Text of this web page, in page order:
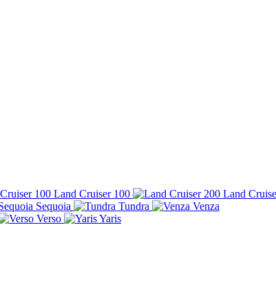
Land Cruiser 100 Land
Sequoia Tundra
Venza
Verso
Yaris